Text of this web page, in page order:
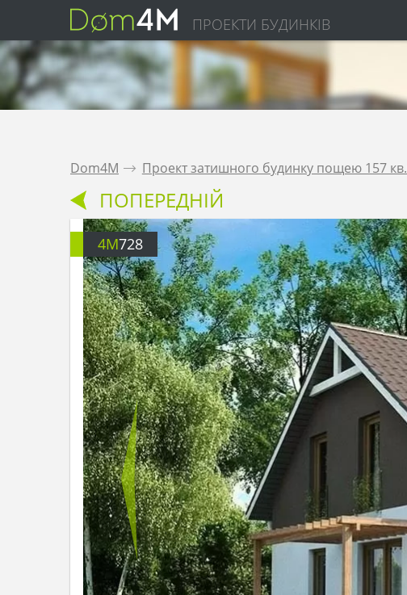
ПРОЕКТИ БУДИНКІВ
Dom4M . Проект затишного будинку пощею 157
ПОПЕРЕДНІЙ
4M728